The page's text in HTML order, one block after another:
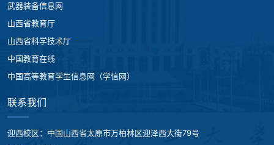
武器装备信息网
山西省教育厅
山西省科学技术厅
中国教育在线
中国高等教育学生信息网（学信网）
联系我们
迎西校区：中国山西省太原市万柏林区迎泽西大街79号